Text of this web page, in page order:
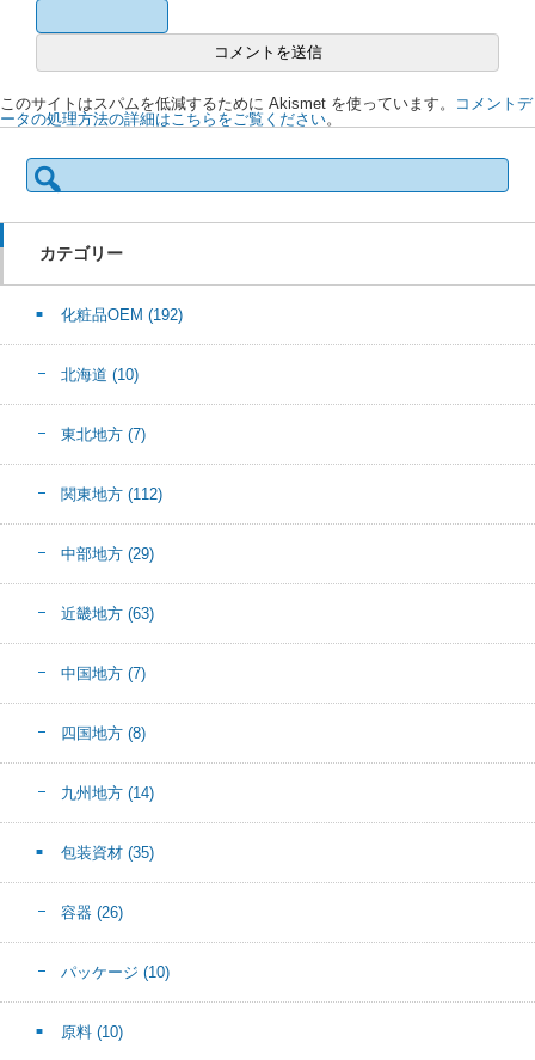
このサイトはスパムを低減するために Akismet を使っています。
コメントデ
ータの処理方法の詳細はこちらをご覧ください。
検
索:
カテゴリー
化粧品OEM (192)
北海道 (10)
東北地方 (7)
関東地方 (112)
中部地方 (29)
近畿地方 (63)
中国地方 (7)
四国地方 (8)
九州地方 (14)
包装資材 (35)
容器 (26)
パッケージ (10)
原料 (10)